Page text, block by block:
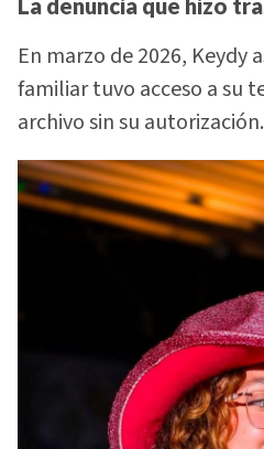
La denuncia que hizo
En marzo de 2026, Keydy
familiar tuvo acceso a su
archivo sin su autorización.